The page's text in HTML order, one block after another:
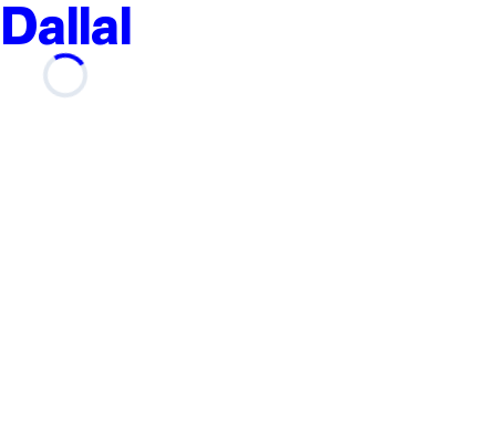
Dallal